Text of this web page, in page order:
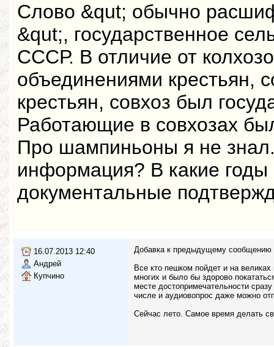
Слово &qut; обычно
&qut;, государственное
СССР. В отличие от
объединениями крестьян,
крестьян, совхоз был
Работающие в совхозах
Про шампиньоны я не
информация? В какие
документальные
16.07.2013 12:40
Андрей
Купчино
Добавка к предыдущему сообщению
Все кто пешком пойдет и на
многих и было бы здорово
месте достопримечательности
числе и аудиовопрос даже можно
Сейчас лето. Самое время делать